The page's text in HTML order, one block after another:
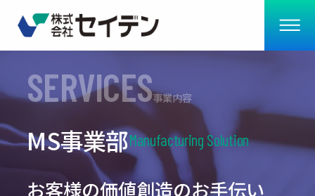
SERVICES事業内容
MS事業部Manufacturing Solution
お客様の価値創造のお手伝い